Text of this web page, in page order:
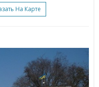
На Карте